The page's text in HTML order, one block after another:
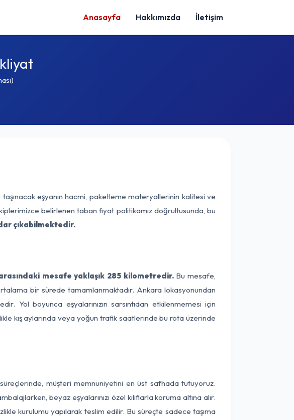
Anasayfa Hakkımızda İletişim
eşyanın hacmi, paketleme materyallerinin kalitesi ve
belirlenen taban fiyat politikamız doğrultusunda, bu
çıkabilmektedir.
mesafe yaklaşık 285 kilometredir.Bu mesafe,
ortalama bir sürede tamamlanmaktadır. Ankara lokasyonundan
Yol boyunca eşyalarınızın sarsıntıdan etkilenmemesi için
kış aylarında veya yoğun trafik saatlerinde bu rota üzerinde
müşteri memnuniyetini en üst safhada tutuyoruz.
beyaz eşyalarınızı özel kılıflarla koruma altına alır.
kurulumu yapılarak teslim edilir. Bu süreçte sadece taşıma